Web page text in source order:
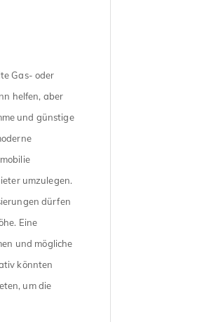
Gas- oder
helfen, aber
und günstige
umzulegen.
dürfen
Eine
und mögliche
könnten
um die